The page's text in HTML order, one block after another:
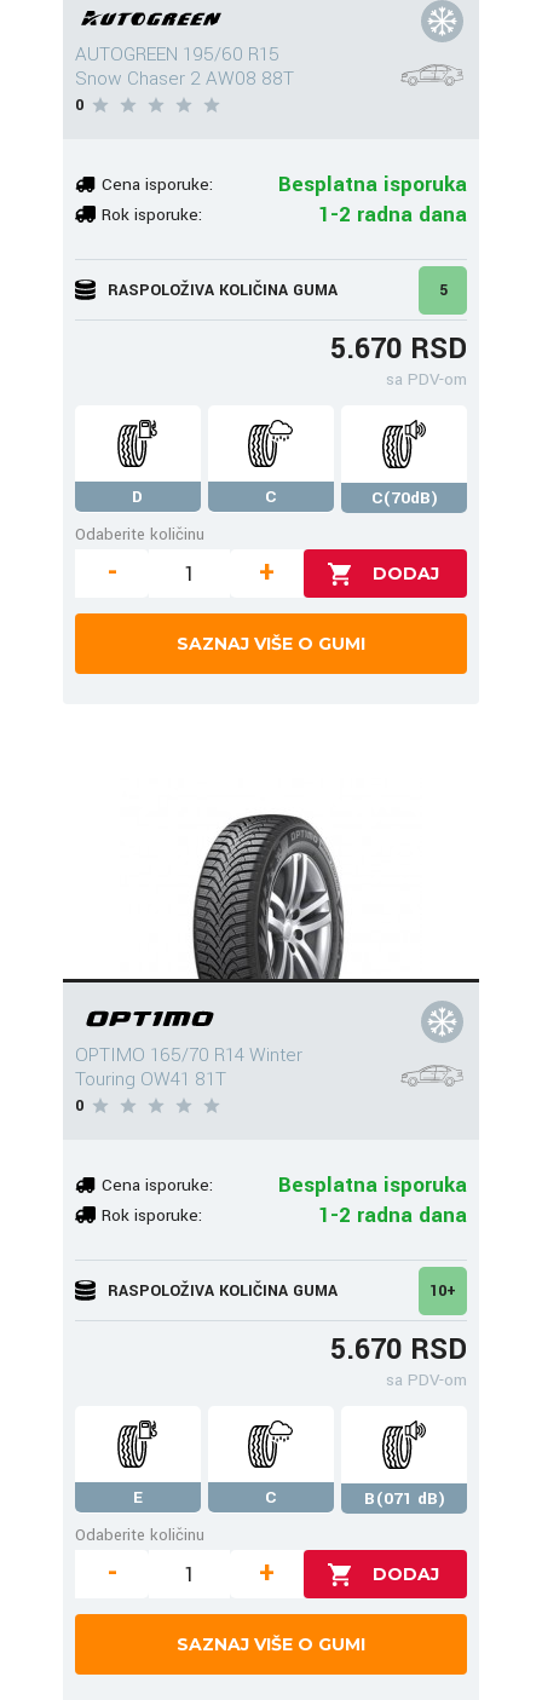
AUTOGREEN 195/60 R15
Snow Chaser 2 AW08 88T
0
Cena isporuke: Besplatna isporuka
Rok isporuke: 1-2 radna dana
RASPOLOŽIVA KOLIČINA GUMA 5
5.670 RSD
sa PDV-om
D C
C(70dB)
Odaberite količinu
- +
SAZNAJ VIŠE O GUMI
OPTIMO 165/70 R14 Winter
Touring OW41 81T
0
Cena isporuke: Besplatna isporuka
Rok isporuke: 1-2 radna dana
RASPOLOŽIVA KOLIČINA GUMA 10+
5.670 RSD
sa PDV-om
E C
B(071 dB)
Odaberite količinu
- +
SAZNAJ VIŠE O GUMI